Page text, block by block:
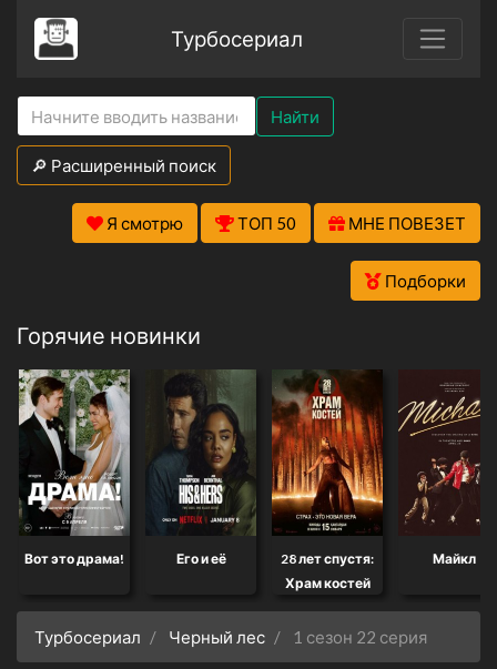
Турбосериал
Найти
🔎 Расширенный поиск
Я смотрю ТОП 50 МНЕ ПОВЕЗЕТ
Подборки
Горячие новинки
Вот это драма! Его и её
28 лет спустя:
Храм костей
Майкл
Турбосериал Черный лес 1 сезон 22 серия